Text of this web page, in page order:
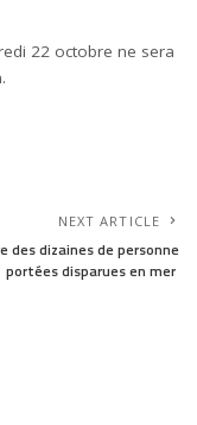
22 octobre ne sera
NEXT ARTICLE
des dizaines de personne
portées disparues en mer